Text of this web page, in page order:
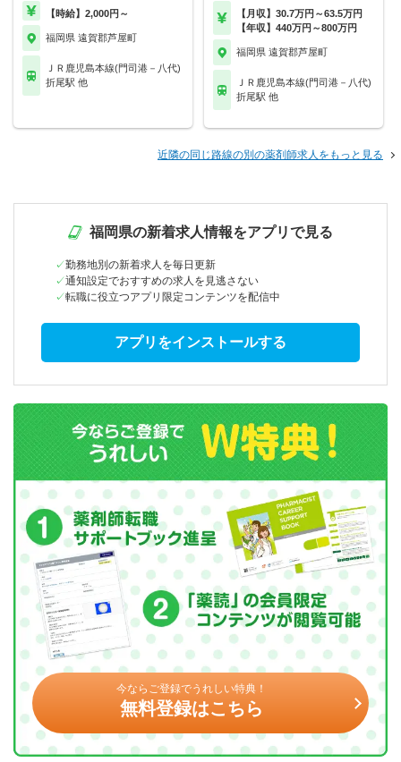
【時給】2,000円～
福岡県 遠賀郡芦屋町
ＪＲ鹿児島本線(門司港－八代)
折尾駅 他
【月収】30.7万円～63.5万円
【年収】440万円～800万円
福岡県 遠賀郡芦屋町
ＪＲ鹿児島本線(門司港－八代)
折尾駅 他
近隣の同じ路線の別の薬剤師求人をもっと見る
福岡県の新着求人情報をアプリで見る
勤務地別の新着求人を毎日更新
通知設定でおすすめの求人を見逃さない
転職に役立つアプリ限定コンテンツを配信中
アプリをインストールする
今ならご登録でうれしい特典！
無料登録はこちら